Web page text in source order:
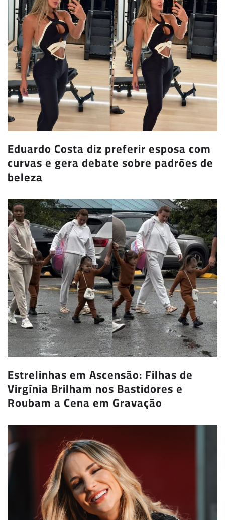
Eduardo Costa diz preferir esposa com
curvas e gera debate sobre padrões de
beleza
Estrelinhas em Ascensão: Filhas de
Virgínia Brilham nos Bastidores e
Roubam a Cena em Gravação